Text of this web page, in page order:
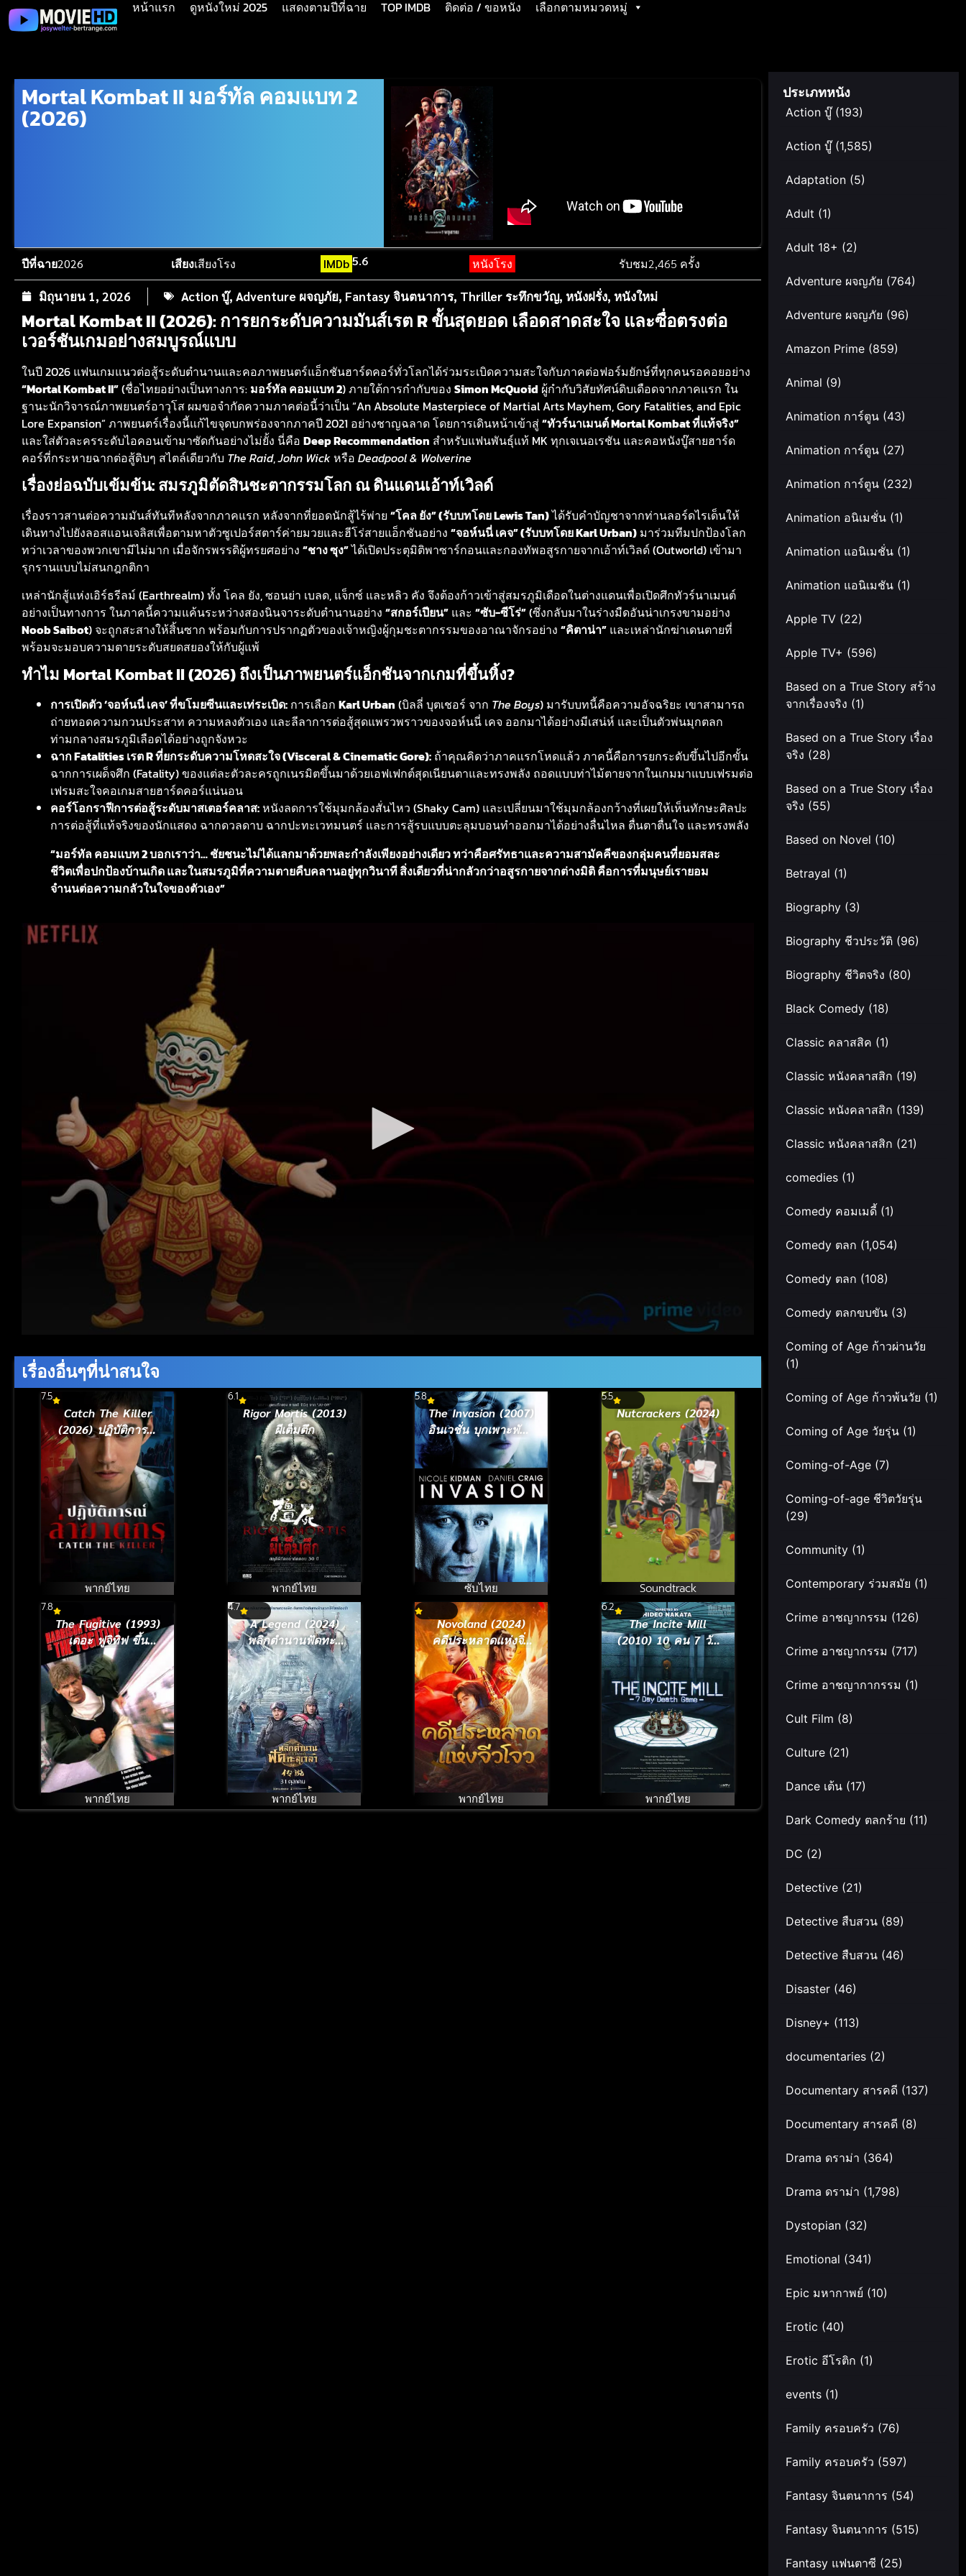
หน้าแรก ดูหนังใหม่ 2025 แสดงตามปีที่ฉาย TOP IMDB ติดต่อ / ขอหนัง เลือกตามหมวดหมู่
Mortal Kombat II มอร์ทัล คอมแบท 2
(2026)
ปีที่ฉาย2026 เสียงเสียงโรง IMDb5.6 หนังโรง รับชม2,465 ครั้ง
มิถุนายน 1, 2026 Action บู๊, Adventure ผจญภัย, Fantasy จินตนาการ, Thriller ระทึกขวัญ, หนังฝรั่ง, หนังใหม่
Mortal Kombat II (2026): การยกระดับความมันส์เรต R ขั้นสุดยอด เลือดสาดสะใจ และซื่อตรงต่อ
เวอร์ชันเกมอย่างสมบูรณ์แบบ
ในปี 2026 แฟนเกมแนวต่อสู้ระดับตำนานและคอภาพยนตร์แอ็กชันฮาร์ดคอร์ทั่วโลกได้ร่วมระเบิดความสะใจกับภาคต่อฟอร์มยักษ์ที่ทุกคนรอคอยอย่าง
“Mortal Kombat II”(ชื่อไทยอย่างเป็นทางการ: มอร์ทัล คอมแบท 2) ภายใต้การกำกับของ Simon McQuoid ผู้กำกับวิสัยทัศน์ดิบเดือดจากภาคแรก ใน
ฐานะนักวิจารณ์ภาพยนตร์อาวุโส ผมขอจำกัดความภาคต่อนี้ว่าเป็น “An Absolute Masterpiece of Martial Arts Mayhem, Gory Fatalities, and Epic
Lore Expansion” ภาพยนตร์เรื่องนี้แก้ไขจุดบกพร่องจากภาคปี 2021 อย่างชาญฉลาด โดยการเดินหน้าเข้าสู่“ทัวร์นาเมนต์ Mortal Kombat ที่แท้จริง”
และใส่ตัวละครระดับไอคอนเข้ามาซัดกันอย่างไม่ยั้ง นี่คือ Deep Recommendation สำหรับแฟนพันธุ์แท้ MK ทุกเจเนอเรชัน และคอหนังบู๊สายฮาร์ด
คอร์ที่กระหายฉากต่อสู้ดิบๆ สไตล์เดียวกับ The Raid,John Wickหรือ Deadpool & Wolverine
เรื่องย่อฉบับเข้มข้น: สมรภูมิตัดสินชะตากรรมโลก ณ ดินแดนเอ้าท์เวิลด์
เรื่องราวสานต่อความมันส์ทันทีหลังจากภาคแรก หลังจากที่ยอดนักสู้ไร้พ่าย “โคล ยัง” (รับบทโดย Lewis Tan)ได้รับคำบัญชาจากท่านลอร์ดไรเด็นให้
เดินทางไปยังลอสแอนเจลิสเพื่อตามหาตัวซูเปอร์สตาร์ค่ายมวยและฮีโร่สายแอ็กชันอย่าง “จอห์นนี่ เคจ” (รับบทโดย Karl Urban) มาร่วมทีมปกป้องโลก
ทว่าเวลาของพวกเขามีไม่มาก เมื่อจักรพรรดิผู้ทรยศอย่าง “ชาง ซุง”ได้เปิดประตุมิติพาซาร์กอนและกองทัพอสูรกายจากเอ้าท์เวิลด์ (Outworld) เข้ามา
รุกรานแบบไม่สนกฎกติกา
เหล่านักสู้แห่งเอิร์ธรีลม์ (Earthrealm) ทั้ง โคล ยัง, ซอนย่า เบลด, แจ็กซ์ และหลิว คัง จึงต้องก้าวเข้าสู่สมรภูมิเดือดในต่างแดนเพื่อเปิดศึกทัวร์นาเมนต์
อย่างเป็นทางการ ในภาคนี้ความแค้นระหว่างสองนินจาระดับตำนานอย่าง “สกอร์เปียน” และ “ซับ-ซีโร่”(ซึ่งกลับมาในร่างมืดอันน่าเกรงขามอย่าง
Noob Saibot) จะถูกสะสางให้สิ้นซาก พร้อมกับการปรากฏตัวของเจ้าหญิงผู้กุมชะตากรรมของอาณาจักรอย่าง “คิตาน่า” และเหล่านักฆ่าเดนตายที่
พร้อมจะมอบความตายระดับสยดสยองให้กับผู้แพ้
ทำไม Mortal Kombat II (2026) ถึงเป็นภาพยนตร์แอ็กชันจากเกมที่ขึ้นหิ้ง?
การเปิดตัว ‘จอห์นนี่ เคจ’ ที่ขโมยซีนและเท่ระเบิด: การเลือก Karl Urban (บิลลี่ บุตเชอร์ จาก The Boys) มารับบทนี้คือความอัจฉริยะ เขาสามารถ
ถ่ายทอดความกวนประสาท ความหลงตัวเอง และลีลาการต่อสู้สุดแพรวพราวของจอห์นนี่ เคจ ออกมาได้อย่างมีเสน่ห์ และเป็นตัวพ่นมุกตลก
ท่ามกลางสมรภูมิเลือดได้อย่างถูกจังหวะ
ฉาก Fatalities เรต R ที่ยกระดับความโหดสะใจ (Visceral & Cinematic Gore): ถ้าคุณคิดว่าภาคแรกโหดแล้ว ภาคนี้คือการยกระดับขึ้นไปอีกขั้น
ฉากการเผด็จศึก (Fatality) ของแต่ละตัวละครถูกเนรมิตขึ้นมาด้วยเอฟเฟกต์สุดเนียนตาและทรงพลัง ถอดแบบท่าไม้ตายจากในเกมมาแบบเฟรมต่อ
เฟรมสะใจคอเกมสายฮาร์ดคอร์แน่นอน
คอร์โอกราฟีการต่อสู้ระดับมาสเตอร์คลาส:หนังลดการใช้มุมกล้องสั่นไหว (Shaky Cam) และเปลี่ยนมาใช้มุมกล้องกว้างที่เผยให้เห็นทักษะศิลปะ
การต่อสู้ที่แท้จริงของนักแสดง ฉากดวลดาบ ฉากปะทะเวทมนตร์ และการสู้รบแบบตะลุมบอนทำออกมาได้อย่างลื่นไหล ตื่นตาตื่นใจ และทรงพลัง
“มอร์ทัล คอมแบท 2 บอกเราว่า… ชัยชนะไม่ได้แลกมาด้วยพละกำลังเพียงอย่างเดียว ทว่าคือศรัทธาและความสามัคคีของกลุ่มคนที่ยอมสละ
ชีวิตเพื่อปกป้องบ้านเกิด และในสมรภูมิที่ความตายคืบคลานอยู่ทุกวินาที สิ่งเดียวที่น่ากลัวกว่าอสูรกายจากต่างมิติ คือการที่มนุษย์เรายอม
จำนนต่อความกลัวในใจของตัวเอง”
เรื่องอื่นๆที่น่าสนใจ
7.5
Catch The Killer
(2026) ปฏิบัติการณ์
ล่าฆาตกร
พากย์ไทย
6.1
Rigor Mortis (2013)
ผีเต็มตึก
พากย์ไทย
5.8
The Invasion (2007)
อินเวชั่น บุกเพาะพันธุ์
มฤตยู
ซับไทย
5.5
Nutcrackers (2024)
Soundtrack
7.8
The Fugitive (1993)
เดอะ ฟูจิทิฟ ขึ้น
ทำเนียบจับตาย
พากย์ไทย
4.7
A Legend (2024)
พลิกตำนานฟัดทะลุ
เวลา
พากย์ไทย
Novoland (2024)
คดีประหลาดแห่งจิ่ว
โจว
พากย์ไทย
6.2
The Incite Mill
(2010) 10 คน 7 วัน
ท้าเกมมรณะ
พากย์ไทย
ประเภทหนัง
Action บู๊(193)
Action บู๊(1,585)
Adaptation (5)
Adult (1)
Adult 18+ (2)
Adventure ผจญภัย (764)
Adventure ผจญภัย (96)
Amazon Prime (859)
Animal (9)
Animation การ์ตูน (43)
Animation การ์ตูน (27)
Animation การ์ตูน (232)
Animation อนิเมชั่น (1)
Animation แอนิเมชั่น (1)
Animation แอนิเมชัน (1)
Apple TV (22)
Apple TV+ (596)
Based on a True Story สร้าง
จากเรื่องจริง (1)
Based on a True Story เรื่อง
จริง (28)
Based on a True Story เรื่อง
จริง (55)
Based on Novel (10)
Betrayal (1)
Biography (3)
Biography ชีวประวัติ (96)
Biography ชีวิตจริง (80)
Black Comedy (18)
Classic คลาสสิค (1)
Classic หนังคลาสสิก (19)
Classic หนังคลาสสิก (139)
Classic หนังคลาสสิก (21)
comedies (1)
Comedy คอมเมดี้ (1)
Comedy ตลก (1,054)
Comedy ตลก (108)
Comedy ตลกขบขัน (3)
Coming of Age ก้าวผ่านวัย
(1)
Coming of Age ก้าวพ้นวัย (1)
Coming of Age วัยรุ่น (1)
Coming-of-Age (7)
Coming-of-age ชีวิตวัยรุ่น
(29)
Community (1)
Contemporary ร่วมสมัย (1)
Crime อาชญากรรม (126)
Crime อาชญากรรม (717)
Crime อาชญากากรรม (1)
Cult Film (8)
Culture (21)
Dance เต้น (17)
Dark Comedy ตลกร้าย (11)
DC (2)
Detective (21)
Detective สืบสวน (89)
Detective สืบสวน (46)
Disaster (46)
Disney+ (113)
documentaries (2)
Documentary สารคดี (137)
Documentary สารคดี (8)
Drama ดราม่า (364)
Drama ดราม่า (1,798)
Dystopian (32)
Emotional (341)
Epic มหากาพย์ (10)
Erotic (40)
Erotic อีโรติก (1)
events (1)
Family ครอบครัว (76)
Family ครอบครัว (597)
Fantasy จินตนาการ (54)
Fantasy จินตนาการ (515)
Fantasy แฟนตาซี (25)